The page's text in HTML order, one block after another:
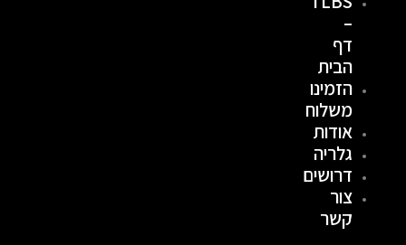
–
דף
הבית
הזמינו
משלוח
אודות
גלריה
דרושים
צור
קשר